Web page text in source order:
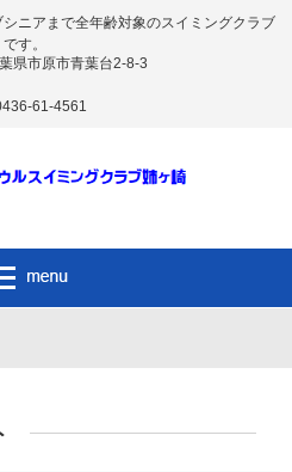
ニアまで全年齢対象のスイミングクラブ
です。
県市原市青葉台2-8-3
61-4561